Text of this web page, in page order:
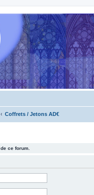
Coffrets / Jetons AD€
ce forum.